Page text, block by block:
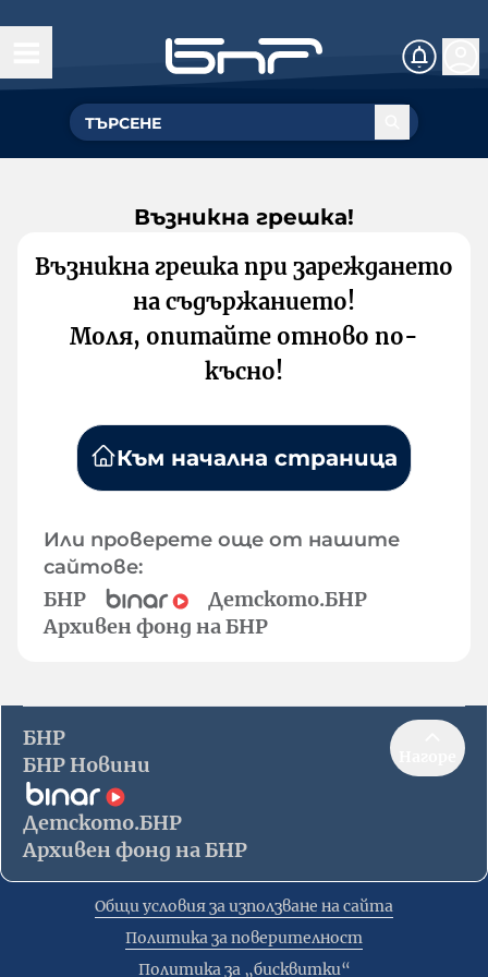
Възникна грешка!
Възникна грешка при зареждането
на съдържанието!
Моля, опитайте отново по-
късно!
Към начална страница
Или проверете още от нашите
сайтове:
БНР
Детското.БНР
Архивен фонд на БНР
БНР
БНР Новини
Детското.БНР
Архивен фонд на БНР
Общи условия за използване на сайта
Политика за поверителност
Политика за „бисквитки“